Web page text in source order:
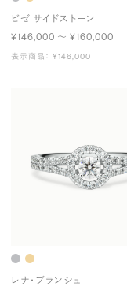
ビゼ サイドストーン
¥146,000 〜 ¥160,000
表示商品： ¥146,000
レナ・ブランシュ